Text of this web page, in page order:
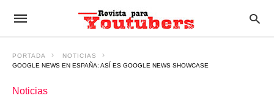
PORTADA
NOTICIAS
GOOGLE NEWS EN ESPAÑA: ASÍ ES GOOGLE NEWS SHOWCASE
Noticias